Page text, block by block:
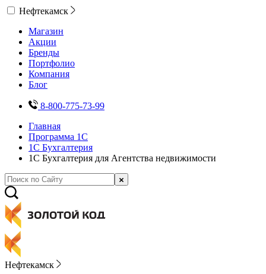
Нефтекамск
Магазин
Акции
Бренды
Портфолио
Компания
Блог
8-800-775-73-99
Главная
Программа 1С
1С Бухгалтерия
1С Бухгалтерия для Агентства недвижимости
Нефтекамск